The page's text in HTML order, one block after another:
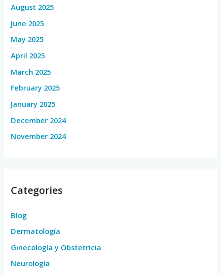
August 2025
June 2025
May 2025
April 2025
March 2025
February 2025
January 2025
December 2024
November 2024
Categories
Blog
Dermatología
Ginecología y Obstetricia
Neurología